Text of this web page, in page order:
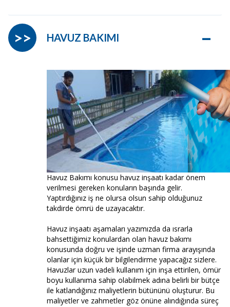
HAVUZ BAKIMI –
>>
Havuz Bakımı konusu havuz inşaatı kadar önem
verilmesi gereken konuların başında gelir.
Yaptırdığınız iş ne olursa olsun sahip olduğunuz
takdirde ömrü de uzayacaktır.
Havuz inşaatı aşamaları yazımızda da ısrarla
bahsettiğimiz konulardan olan havuz bakımı
konusunda doğru ve işinde uzman firma arayışında
olanlar için küçük bir bilgilendirme yapacağız sizlere.
Havuzlar uzun vadeli kullanım için inşa ettirilen, ömür
boyu kullanıma sahip olabilmek adına belirli bir bütçe
ile katlandığınız maliyetlerin bütününü oluşturur. Bu
maliyetler ve zahmetler göz önüne alındığında süreç